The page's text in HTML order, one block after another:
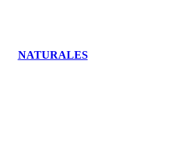
NATURALES